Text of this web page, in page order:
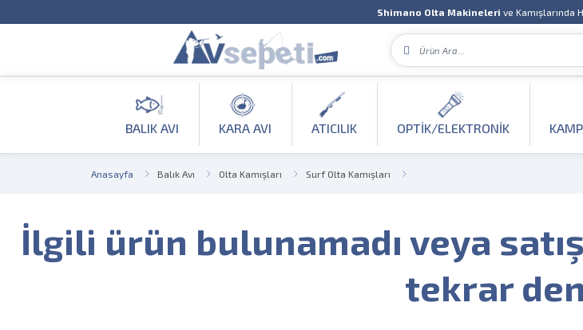
Shimano Olta Makineleri ve Kamışlarında
BALIK AVI KARA AVI ATICILIK OPTIK/ELEKTRONIK
Anasayfa Balık Avı Olta Kamışları Surf Olta Kamışları
İlgili ürün bulunamadı veya
tekrar